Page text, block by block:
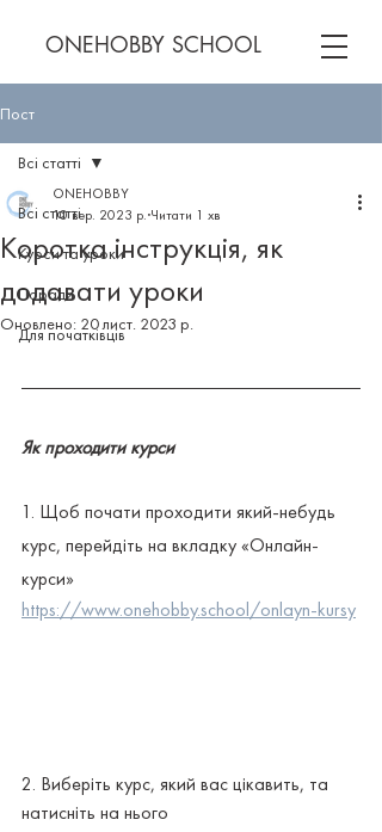
ONEHOBBY SCHOOL
Пост
Всі статті
Курси та уроки
Поради
Для початківців
Всі статті
Коротка інструкція, як
додавати уроки
ONEHOBBY
10 вер. 2023 р. Читати 1 хв
Оновлено: 20 лист. 2023 р.
Як проходити курси
1. Щоб почати проходити який-небудь
курс, перейдіть на вкладку «Онлайн-
курси»
https://www.onehobby.school/onlayn-kursy
2. Виберіть курс, який вас цікавить, та
натисніть на нього